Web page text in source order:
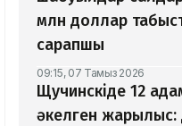
млн доллар
сарапшы
09:15, 07 Тамыз 2026
Щучинскіде 12
әкелген жарылыс: